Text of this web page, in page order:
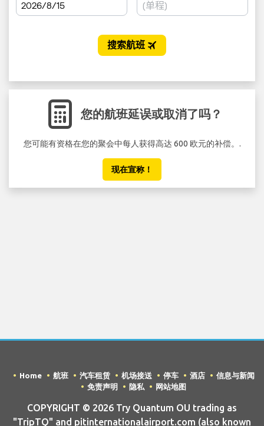
您的航班延误或取消了吗？
您可能有资格在您的聚会中每人获得高达 600 欧元的补偿。.
现在宣称！
Home 航班 汽车租赁 机场接送 停车 酒店
信息与新闻
免责声明
隐私 网站地图
COPYRIGHT © 2026 Try Quantum OU trading as
"TripTQ" and pitinternationalairport.com (also known